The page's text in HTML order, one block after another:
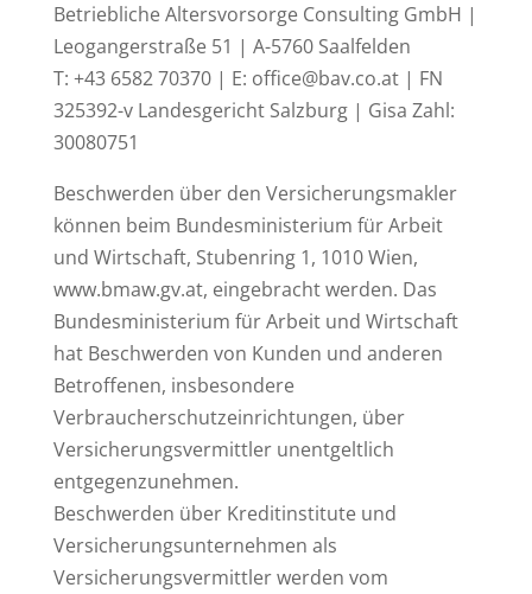
Betriebliche Altersvorsorge Consulting GmbH |
Leogangerstraße 51 | A-5760 Saalfelden
T: +43 6582 70370 | E: office@bav.co.at | FN
325392-v Landesgericht Salzburg | Gisa Zahl:
30080751
Beschwerden über den Versicherungsmakler
können beim Bundesministerium für Arbeit
und Wirtschaft, Stubenring 1, 1010 Wien,
www.bmaw.gv.at, eingebracht werden. Das
Bundesministerium für Arbeit und Wirtschaft
hat Beschwerden von Kunden und anderen
Betroffenen, insbesondere
Verbraucherschutzeinrichtungen, über
Versicherungsvermittler unentgeltlich
entgegenzunehmen.
Beschwerden über Kreditinstitute und
Versicherungsunternehmen als
Versicherungsvermittler werden vom